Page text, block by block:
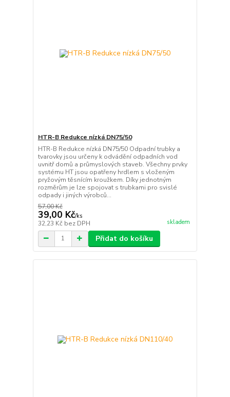
HTR-B Redukce nízká DN75/50
HTR-B Redukce nízká DN75/50 Odpadní trubky a
tvarovky jsou určeny k odvádění odpadních vod
uvnitř domů a průmyslových staveb. Všechny prvky
systému HT jsou opatřeny hrdlem s vloženým
pryžovým těsnícím kroužkem. Díky jednotným
rozměrům je lze spojovat s trubkami pro svislé
odpady i jiných výrobců...
57,00 Kč
39,00 Kč/ks
32,23 Kč bez DPH skladem
Přidat do košíku